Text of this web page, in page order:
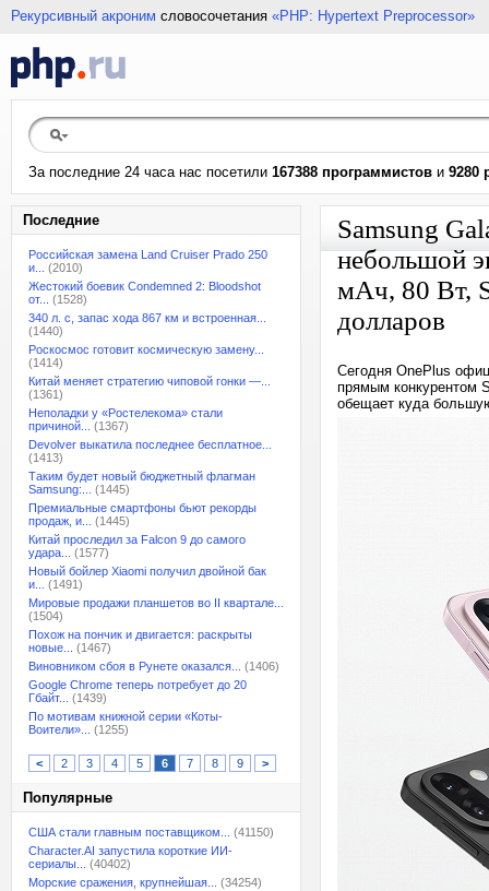
Рекурсивный акроним словосочетания «PHP: Hypertext Preprocessor»
За последние 24 часа нас посетили 167388 программистов и 9280
Последние
Российская замена Land Cruiser Prado 250
и...
(2010)
Жестокий боевик Condemned 2: Bloodshot
от...
(1528)
340 л. с, запас хода 867 км и встроенная...
(1440)
Роскосмос готовит космическую замену...
(1414)
Китай меняет стратегию чиповой гонки —...
(1361)
Неполадки у «Ростелекома» стали
причиной...
(1367)
Devolver выкатила последнее бесплатное...
(1413)
Таким будет новый бюджетный флагман
Samsung:...
(1445)
Премиальные смартфоны бьют рекорды
продаж, и...
(1445)
Китай проследил за Falcon 9 до самого
удара...
(1577)
Новый бойлер Xiaomi получил двойной бак
и...
(1491)
Мировые продажи планшетов во II квартале...
(1504)
Похож на пончик и двигается: раскрыты
новые...
(1467)
Виновником сбоя в Рунете оказался...
(1406)
Google Chrome теперь потребует до 20
Гбайт...
(1439)
По мотивам книжной серии «Коты-
Воители»...
(1255)
< 2 3 4 5 6 7 8 9 >
Популярные
США стали главным поставщиком...
(41150)
Character.AI запустила короткие ИИ-
сериалы...
(40402)
Морские сражения, крупнейшая...
(34254)
Samsung
небольшой
мАч, 80 Вт,
долларов
Сегодня OnePlus
прямым конкурентом
обещает куда